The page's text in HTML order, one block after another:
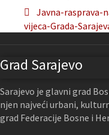
Javna-rasprava-
vijeca-Grada-
Grad Sarajevo
Sarajevo je glavni grad
njen najveći urbani,
grad Federacije Bosne i